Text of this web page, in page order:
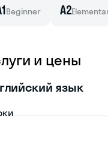
Beginner A2
и цены
язык